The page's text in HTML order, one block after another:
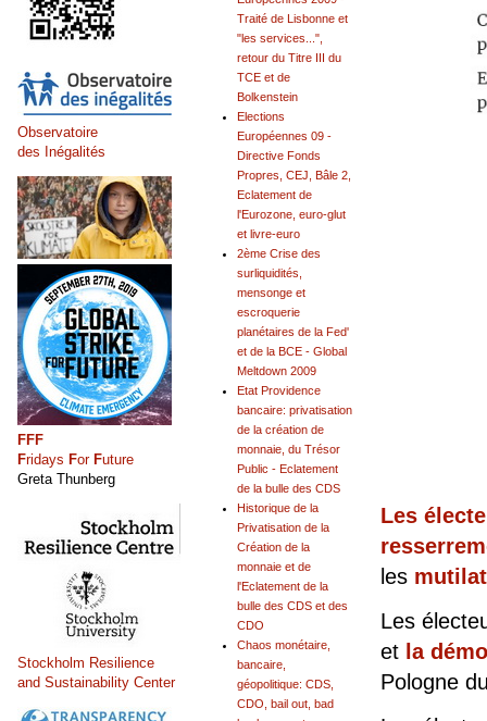
Les
les
Les
et la
Pologne
Traité de Lisbonne et
"les services...",
retour du Titre III du
TCE et de
Bolkenstein
Elections
Européennes 09 -
Directive Fonds
Propres, CEJ, Bâle 2,
Eclatement de
l'Eurozone, euro-glut
et livre-euro
2ème Crise des
surliquidités,
mensonge et
escroquerie
planétaires de la Fed'
et de la BCE - Global
Meltdown 2009
Etat Providence
bancaire: privatisation
de la création de
monnaie, du Trésor
Public - Eclatement
de la bulle des CDS
Historique de la
Privatisation de la
Création de la
monnaie et de
l'Eclatement de la
bulle des CDS et des
CDO
Chaos monétaire,
bancaire,
géopolitique: CDS,
CDO, bail out, bad
Observatoire
des Inégalités
FFF
Fridays For Future
Greta Thunberg
Stockholm Resilience
and Sustainability Center